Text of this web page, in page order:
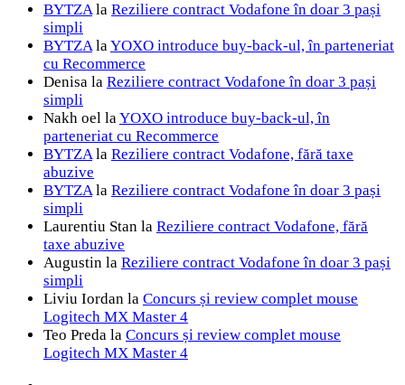
BYTZAla Reziliere contract Vodafone în doar 3 pași
simpli
BYTZAlaYOXO introduce buy-back-ul, în parteneriat
cu Recommerce
Denisa la Reziliere contract Vodafone în doar 3 pași
simpli
Nakh oel laYOXO introduce buy-back-ul, în
parteneriat cu Recommerce
BYTZAla Reziliere contract Vodafone, fără taxe
abuzive
BYTZAla Reziliere contract Vodafone în doar 3 pași
simpli
Laurentiu Stan la Reziliere contract Vodafone, fără
taxe abuzive
Augustin la Reziliere contract Vodafone în doar 3 pași
simpli
Liviu Iordan la Concurs și review complet mouse
Logitech MX Master 4
Teo Preda la Concurs și review complet mouse
Logitech MX Master 4